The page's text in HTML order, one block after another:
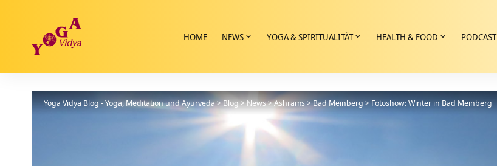
HOME NEWS YOGA & SPIRITUALITÄT HEALTH & FOOD PODCAST
Yoga Vidya Blog - Yoga, Meditation und Ayurveda>Blog>News>Ashrams>Bad Meinberg>Fotoshow: Winter in Bad Meinberg